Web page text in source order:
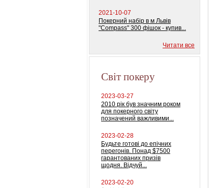
2021-10-07
Покерний набір в м Львів
"Compass" 300 фішок - купив...
Читати все
Світ покеру
2023-03-27
2010 рік був значним роком
для покерного світу
позначений важливими...
2023-02-28
Будьте готові до епічних
перегонів. Понад $7500
гарантованих призів
щодня. Відчуй...
2023-02-20